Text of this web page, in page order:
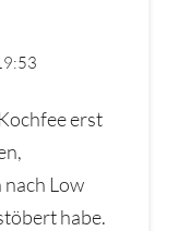
erst
nach Low
habe.